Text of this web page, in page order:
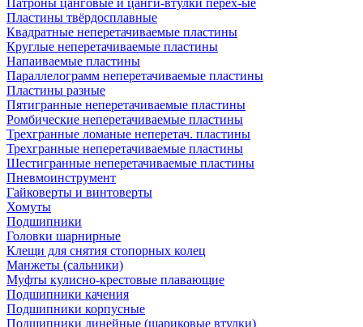
Патроны цанговые и цанги-втулки перех-ые
Пластины твёрдосплавные
Квадратные неперетачиваемые пластины
Круглые неперетачиваемые пластины
Напаиваемые пластины
Параллелограмм неперетачиваемые пластины
Пластины разные
Пятигранные неперетачиваемые пластины
Ромбические неперетачиваемые пластины
Трехгранные ломаные неперетач. пластины
Трехгранные неперетачиваемые пластины
Шестигранные неперетачиваемые пластины
Пневмоинструмент
Гайковерты и винтоверты
Хомуты
Подшипники
Головки шарнирные
Клещи для снятия стопорных колец
Манжеты (сальники)
Муфты кулисно-крестовые плавающие
Подшипники качения
Подшипники корпусные
Подшипники линейные (шариковые втулки)